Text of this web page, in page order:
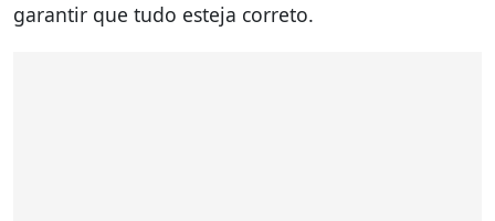
garantir que tudo esteja correto.